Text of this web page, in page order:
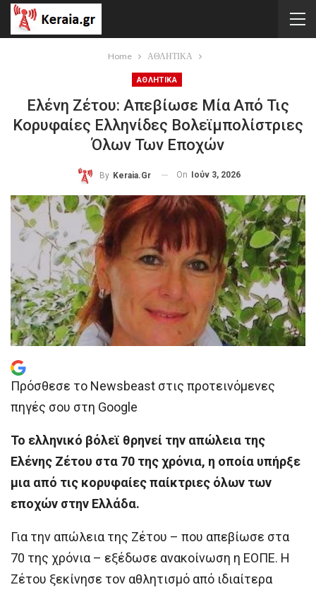
Home ΑΘΛΗΤΙΚΑ
ΑΘΛΗΤΙΚΑ
Ελένη Ζέτου: Απεβίωσε Μία Από Τις
Κορυφαίες Ελληνίδες Βολεϊμπολίστριες
Όλων Των Εποχών
By Keraia.gr On Ιούν 3, 2026
Πρόσθεσε το Newsbeast στις προτεινόμενες
πηγές σου στη Google
Το ελληνικό βόλεϊ θρηνεί την απώλεια της
Ελένης Ζέτου στα 70 της χρόνια, η οποία υπήρξε
μια από τις κορυφαίες παίκτριες όλων των
εποχών στην Ελλάδα.
Για την απώλεια της Ζέτου – που απεβίωσε στα
70 της χρόνια – εξέδωσε ανακοίνωση η ΕΟΠΕ. Η
Ζέτου ξεκίνησε τον αθλητισμό από ιδιαίτερα